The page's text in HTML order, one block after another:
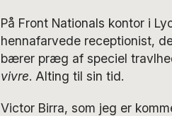
På Front Nationals kontor i
hennafarvede receptionist,
bærer præg af speciel
vivre. Alting til sin tid.
Victor Birra, som jeg er